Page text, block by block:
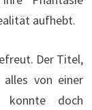
aufhebt.
Der Titel,
alles von einer
konnte doch